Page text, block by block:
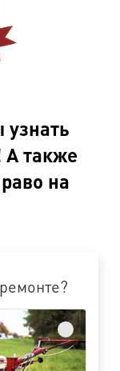
узнать
А также
на